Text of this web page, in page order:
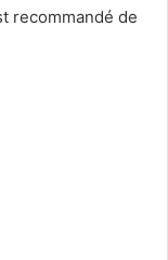
recommandé de